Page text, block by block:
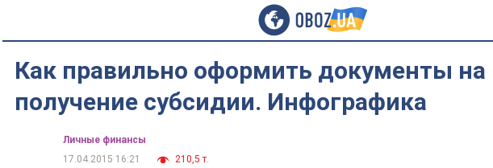
Как правильно оформить документы на
получение субсидии. Инфографика
Личные финансы
17.04.2015 16:21
210,5 т.